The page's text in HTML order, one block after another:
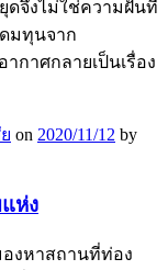
ดจึงไม่ใช่ความฝันที่
มทุนจาก
กาศกลายเป็นเรื่อง
on 2020/11/12 by
ห่ง
งหาสถานที่ท่อง